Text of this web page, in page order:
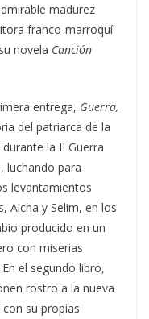
madurez
franco-marroquí
novela Canción
entrega, Guerra,
del patriarca de la
la II Guerra
luchando para
levantamientos
Aicha y Selim, en los
producido en un
con miserias
el segundo libro,
rostro a la nueva
su propias